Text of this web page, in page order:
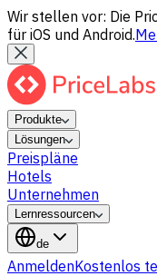
Wir stellen vor: Die
für iOS und Android.
Produkte
Lösungen
Preispläne
Hotels
Unternehmen
Lernressourcen
de
AnmeldenKostenlos